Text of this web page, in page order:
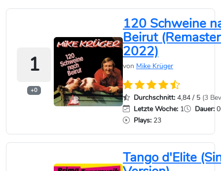
1
+0
120 Schweine
Beirut
2022)
von Mike Krüger
Durchschnitt: 4,84 / 5 (3
Letzte Woche: 1 Dauer:
Plays: 23
Tango d'Elite